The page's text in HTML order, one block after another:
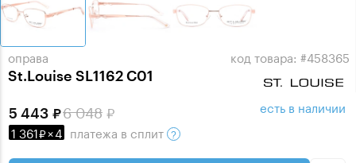
оправа
St.Louise SL1162 C01
код товара: #458365
6 048
5 443
1 361 ×4 платежа в сплит
есть в наличии